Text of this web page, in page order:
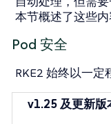
本节概述了这些内
Pod 安全
RKE2 始终以一定
v1.25 及更新版